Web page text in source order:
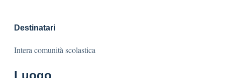
Destinatari
Intera comunità scolastica
Luogo